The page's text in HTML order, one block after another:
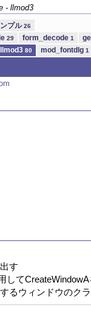
- llmod3
プル26
29 form_decode 1
llmod3 80 mod_fontdlg 1
す
して
るウィンドウのクラ